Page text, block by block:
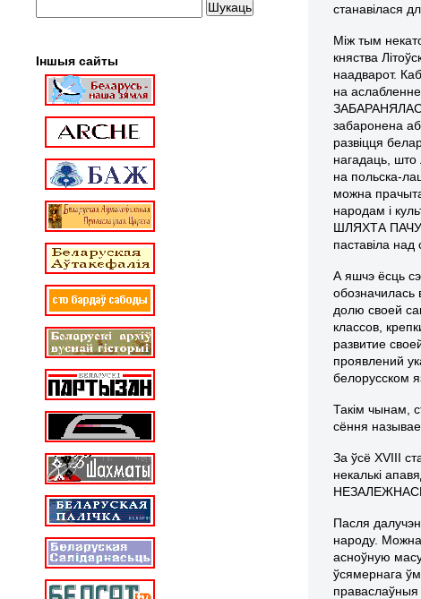
станавілася
Між тым
княства
наадварот.
на
забаронена
развіцця
нагадаць, што
на польска-
можна
народам і
ШЛЯХТА
паставіла над
А яшчэ ёсць
обозначилась
долю своей
классов,
развитие
проявлений
белорусском
Такім чынам,
сёння
За ўсё XVIII
некалькі
Пасля
народу. Можна
асноўную
ўсямернага
праваслаўныя
Іншыя сайты